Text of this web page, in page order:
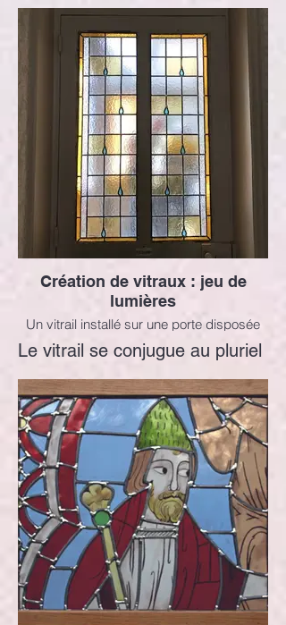
dans un paysage de Loire.
Création de vitraux : jeu de
lumières
Un vitrail installé sur une porte disposée
entre la maison et la verrière. L'intérieur de
la maison bénéficie ainsi de la lumière de
Le vitrail se conjugue au pluriel